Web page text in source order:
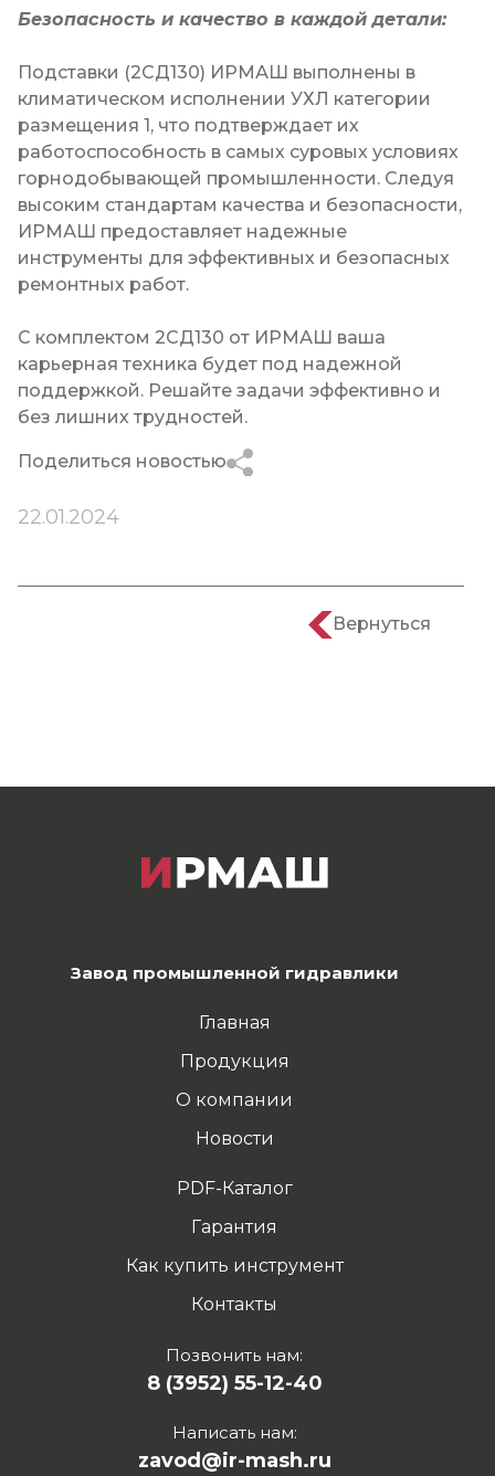
Безопасность и качество в каждой детали:
Подставки (2СД130) ИРМАШ выполнены в
климатическом исполнении УХЛ категории
размещения 1, что подтверждает их
работоспособность в самых суровых условиях
горнодобывающей промышленности. Следуя
высоким стандартам качества и безопасности,
ИРМАШ предоставляет надежные
инструменты для эффективных и безопасных
ремонтных работ.
С комплектом 2СД130 от ИРМАШ ваша
карьерная техника будет под надежной
поддержкой. Решайте задачи эффективно и
без лишних трудностей.
Поделиться новостью
22.01.2024
Вернуться
Завод промышленной гидравлики
Главная
Продукция
О компании
Новости
PDF-Каталог
Гарантия
Как купить инструмент
Контакты
Позвонить нам:
8 (3952) 55-12-40
Написать нам:
zavod@ir-mash.ru